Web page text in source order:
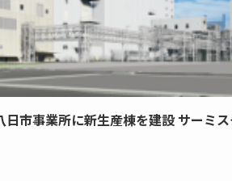
市事業所に新生産棟を建設 サーミ